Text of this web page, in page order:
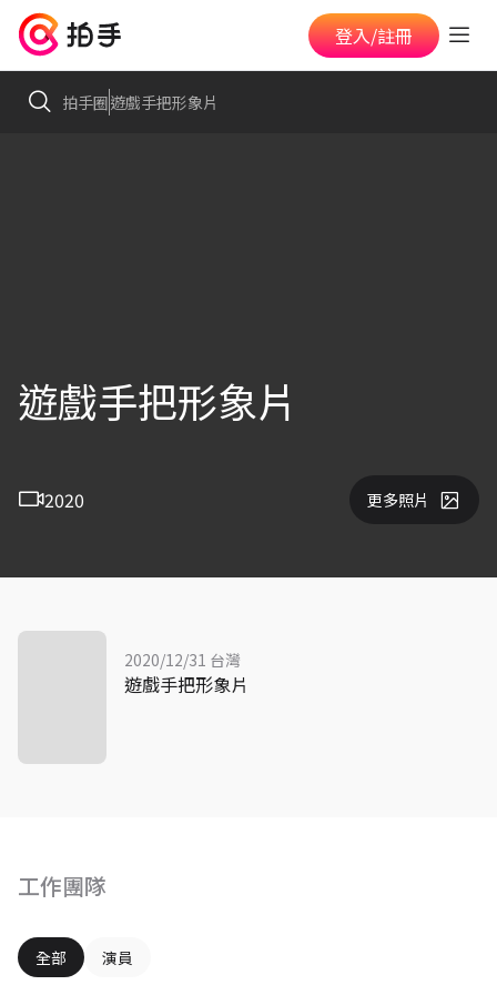
登入/註冊
拍手圈遊戲手把形象片
遊戲手把形象片
2020 更多照片
工作團隊
全部 演員
2020/12/31 台灣
遊戲手把形象片